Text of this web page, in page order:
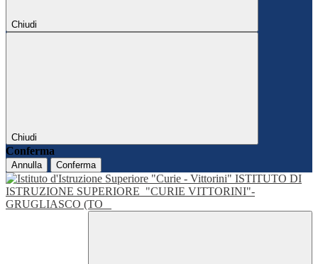
Chiudi
Chiudi
Conferma
Annulla Conferma
ISTITUTO DI
ISTRUZIONE SUPERIORE "CURIE VITTORINI"-
GRUGLIASCO (TO